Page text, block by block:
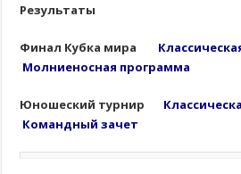
Результаты
Финал Кубка мира
Молниеносная программа
Юношеский турнир
Командный зачет